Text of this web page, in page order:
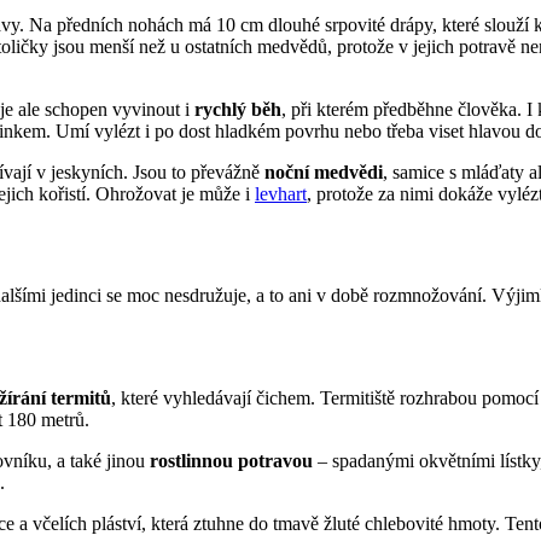
Na předních nohách má 10 cm dlouhé srpovité drápy, které
jsou menší než u ostatních medvědů, protože v jejich potravě
ale schopen vyvinout i rychlý běh, při kterém předběhne člověka.
Umí vylézt i po dost hladkém povrhu nebo třeba viset hlavou
v jeskyních. Jsou to převážně noční medvědi, samice s mláďaty
kořistí. Ohrožovat je může i levhart, protože za nimi dokáže
jedinci se moc nesdružuje, a to ani v době rozmnožování.
termitů, které vyhledávají čichem. Termitiště rozhrabou
180 metrů.
a také jinou rostlinnou potravou – spadanými okvětními
a včelích pláství, která ztuhne do tmavě žluté chlebovité hmoty.